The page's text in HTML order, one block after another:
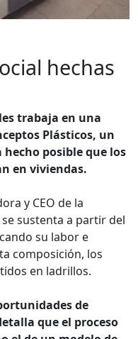
hechas
trabaja en una
Plásticos, un
posible que los
en viviendas.
y CEO de la
sustenta a partir del
su labor e
composición, los
en ladrillos.
de
que el proceso